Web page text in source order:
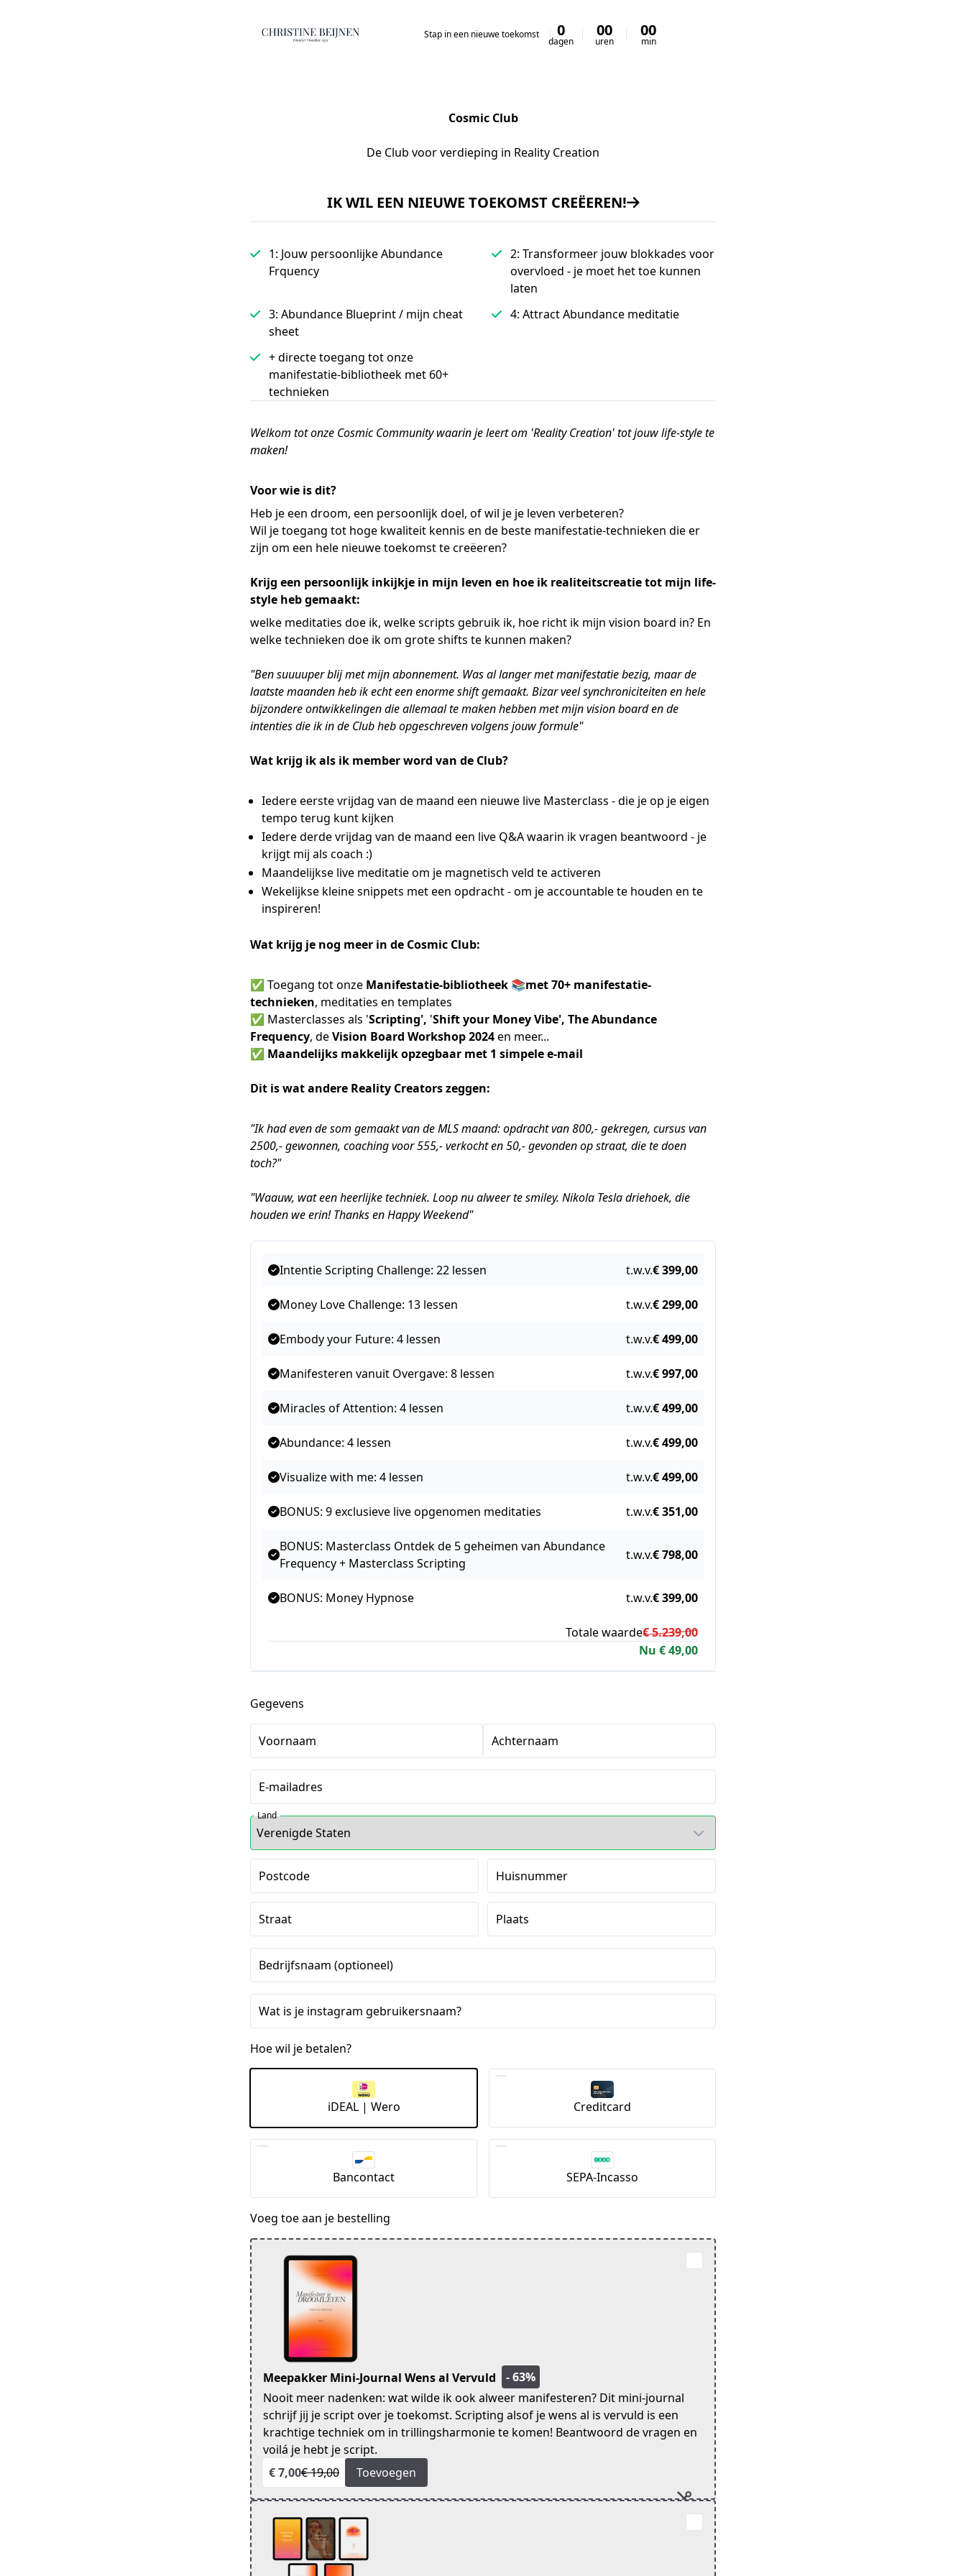
Stap in een nieuwe toekomst 0
dagen
00
uren
00
min
Cosmic Club
De Club voor verdieping in Reality Creation
IK WIL EEN NIEUWE TOEKOMST CREËEREN!
1: Jouw persoonlijke Abundance
Frquency
2: Transformeer jouw blokkades voor
overvloed - je moet het toe kunnen
laten
3: Abundance Blueprint / mijn cheat
sheet
4: Attract Abundance meditatie
+ directe toegang tot onze
manifestatie-bibliotheek met 60+
technieken
Welkom tot onze Cosmic Community waarin je leert om 'Reality Creation' tot jouw life-style te
maken!
Voor wie is dit?
Heb je een droom, een persoonlijk doel, of wil je je leven verbeteren?
Wil je toegang tot hoge kwaliteit kennis en de beste manifestatie-technieken die er
zijn om een hele nieuwe toekomst te creëeren?
Krijg een persoonlijk inkijkje in mijn leven en hoe ik realiteitscreatie tot mijn life-
style heb gemaakt:
welke meditaties doe ik, welke scripts gebruik ik, hoe richt ik mijn vision board in? En
welke technieken doe ik om grote shifts te kunnen maken?
"Ben suuuuper blij met mijn abonnement. Was al langer met manifestatie bezig, maar de
laatste maanden heb ik echt een enorme shift gemaakt. Bizar veel synchroniciteiten en hele
bijzondere ontwikkelingen die allemaal te maken hebben met mijn vision board en de
intenties die ik in de Club heb opgeschreven volgens jouw formule"
Wat krijg ik als ik member word van de Club?
Iedere eerste vrijdag van de maand een nieuwe live Masterclass - die je op je eigen
tempo terug kunt kijken
Iedere derde vrijdag van de maand een live Q&A waarin ik vragen beantwoord - je
krijgt mij als coach :)
Maandelijkse live meditatie om je magnetisch veld te activeren
Wekelijkse kleine snippets met een opdracht - om je accountable te houden en te
inspireren!
Wat krijg je nog meer in de Cosmic Club:
✅ Toegang tot onze Manifestatie-bibliotheek 📚met 70+ manifestatie-
technieken, meditaties en templates
✅ Masterclasses als 'Scripting', 'Shift your Money Vibe', The Abundance
Frequency, deVision Board Workshop 2024en meer...
✅ Maandelijks makkelijk opzegbaar met 1 simpele e-mail
Dit is wat andere Reality Creators zeggen:
"Ik had even de som gemaakt van de MLS maand: opdracht van 800,- gekregen, cursus van
2500,- gewonnen, coaching voor 555,- verkocht en 50,- gevonden op straat, die te doen
toch?"
"Waauw, wat een heerlijke techniek. Loop nu alweer te smiley. Nikola Tesla driehoek, die
houden we erin! Thanks en Happy Weekend"
Intentie Scripting Challenge: 22 lessen t.w.v.€ 399,00
Money Love Challenge: 13 lessen t.w.v.€ 299,00
Embody your Future: 4 lessen t.w.v.€ 499,00
Manifesteren vanuit Overgave: 8 lessen t.w.v.€ 997,00
Miracles of Attention: 4 lessen t.w.v.€ 499,00
Abundance: 4 lessen t.w.v.€ 499,00
Visualize with me: 4 lessen t.w.v.€ 499,00
BONUS: 9 exclusieve live opgenomen meditaties t.w.v.€ 351,00
BONUS: Masterclass Ontdek de 5 geheimen van Abundance
Frequency + Masterclass Scripting
t.w.v.€ 798,00
BONUS: Money Hypnose t.w.v.€ 399,00
Nu € 49,00
Totale waarde€ 5.239,00
Gegevens
Voornaam Achternaam
E-mailadres
Land
Postcode Huisnummer
Straat Plaats
Bedrijfsnaam (optioneel)
Wat is je instagram gebruikersnaam?
Hoe wil je betalen?
iDEAL | Wero Creditcard
Bancontact SEPA-Incasso
Voeg toe aan je bestelling
Meepakker Mini-Journal Wens al Vervuld
- 63%
Nooit meer nadenken: wat wilde ik ook alweer manifesteren? Dit mini-journal
schrijf jij je script over je toekomst. Scripting alsof je wens al is vervuld is een
krachtige techniek om in trillingsharmonie te komen! Beantwoord de vragen en
voilá je hebt je script.
€ 7,00€ 19,00 Toevoegen